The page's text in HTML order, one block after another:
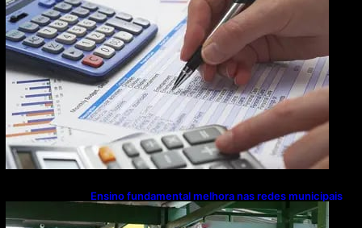
Ensino fundamental melhora nas redes municipais